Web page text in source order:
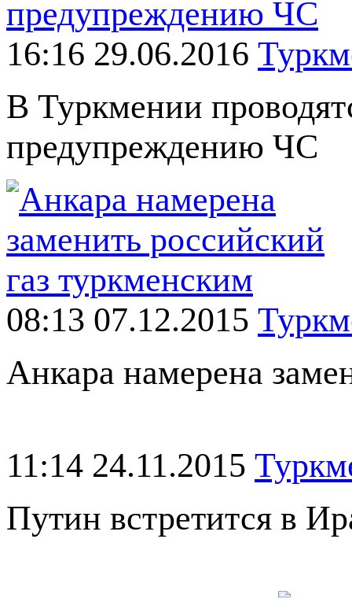
16:16 29.06.2016
В Туркмении
предупреждению ЧС
08:13 07.12.2015
Анкара намерена
11:14 24.11.2015
Путин встретится в